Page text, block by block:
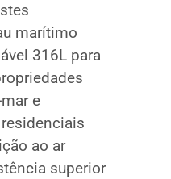
marítimo
316L para
e
ao ar
superior